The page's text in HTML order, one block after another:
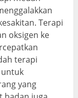
Terapi
oksigen ke
terapi
untuk
yang